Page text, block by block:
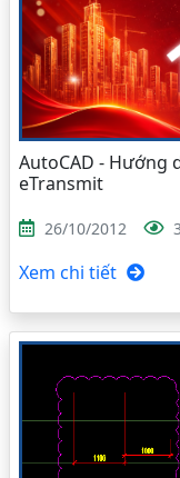
AutoCAD - Hướng
eTransmit
26/10/2012
Xem chi tiết